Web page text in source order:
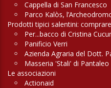
Cappella di San Francesco
Parco Kalòs,
Prodotti tipici salentini:
Per...bacco di Cristina
Panificio Verri
Azienda Agraria del Dott.
Masseria 'Stali' di Pantaleo
Le associazioni
Actionaid